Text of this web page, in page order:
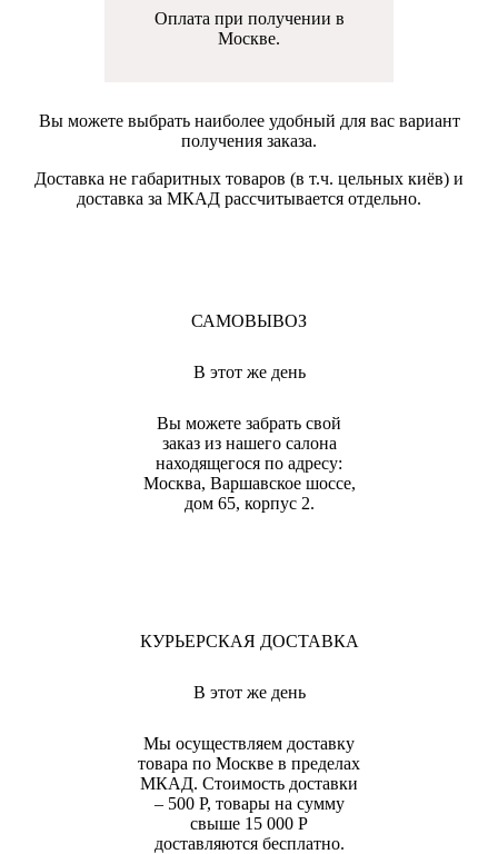
Оплата при получении в
Москве.
Вы можете выбрать наиболее удобный для вас вариант
получения заказа.
Доставка не габаритных товаров (в т.ч. цельных киёв) и
доставка за МКАД рассчитывается отдельно.
САМОВЫВОЗ
В этот же день
Вы можете забрать свой
заказ из нашего салона
находящегося по адресу:
Москва, Варшавское шоссе,
дом 65, корпус 2.
КУРЬЕРСКАЯ ДОСТАВКА
В этот же день
Мы осуществляем доставку
товара по Москве в пределах
МКАД. Стоимость доставки
– 500 Р, товары на сумму
свыше 15 000 Р
доставляются бесплатно.